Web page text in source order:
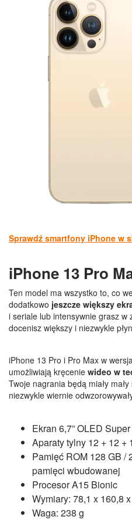
Sprawdź smartfony iPhone w
iPhone 13 Pro
Ten model ma wszystko to, co
dodatkowo jeszcze większy
i seriale lub intensywnie grasz w
docenisz większy i niezwykle
iPhone 13 Pro i Pro Max w
umożliwiają kręcenie wideo w
Twoje nagrania będą miały
niezwykle wiernie
Ekran 6,7” OLED
Aparaty tylny 12 + 12 +
Pamięć ROM 128 GB /
pamięci wbudowanej
Procesor A15 Bionic
Wymiary: 78,1 x 160,8
Waga: 238 g